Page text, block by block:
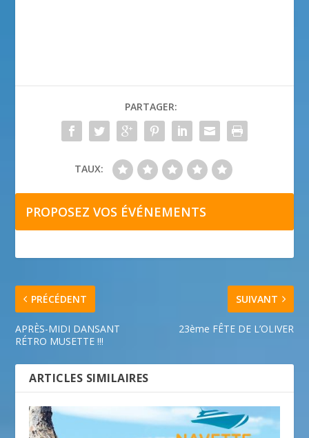
PARTAGER:
TAUX:
PROPOSEZ VOS ÉVÉNEMENTS
PRÉCÉDENT
APRÈS-MIDI DANSANT
RÉTRO MUSETTE !!!
SUIVANT
23ème FÊTE DE L’OLIVER
ARTICLES SIMILAIRES